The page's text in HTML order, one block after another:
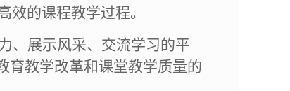
的课程教学过程。
、展示风采、交流学习的平
育教学改革和课堂教学质量的